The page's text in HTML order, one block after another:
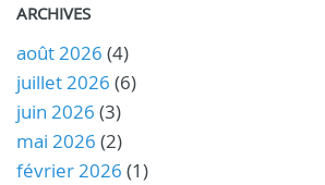
ARCHIVES
août 2026 (4)
juillet 2026 (6)
juin 2026 (3)
mai 2026 (2)
février 2026 (1)